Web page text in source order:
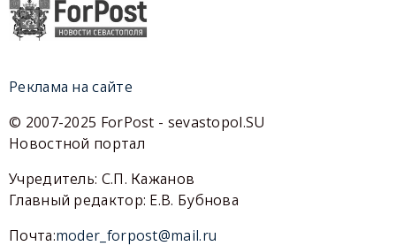
Реклама на сайте
© 2007-2025 ForPost - sevastopol.SU
Новостной портал
Учредитель: С.П. Кажанов
Главный редактор: Е.В. Бубнова
Почта:moder_forpost@mail.ru